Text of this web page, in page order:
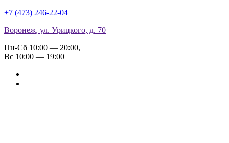
+7 (473) 246-22-04
Воронеж, ул. Урицкого, д. 70
Пн-Сб 10:00 — 20:00,
Вс 10:00 — 19:00